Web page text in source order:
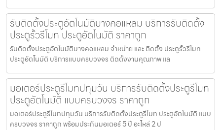
รับติดตั้งประตูอัตโนมัติบางคอแหลม บริการรับติดตั้ง
ประตูรั้วรีโมท ประตูอัตโนมัติ ราคาถูก
รับติดตั้งประตูอัตโนมัติบางคอแหลม จำหน่าย และ ติดตั้ง ประตูรั้วรีโมท
ประตูอัตโนมัติ บริการแบบครบวงจร ติดตั้งงานคุณภาพ แล
มอเตอร์ประตูรีโมทปทุมวัน บริการรับติดตั้งประตูรีโมท
ประตูอัตโนมัติ แบบครบวงจร ราคาถูก
มอเตอร์ประตูรีโมทปทุมวัน บริการรับติดตั้งประตูรีโมท ประตูอัตโนมัติ แบบ
ครบวงจร ราคาถูก พร้อมประกันมอเตอร์ 5 ปี อะไหล่ 2 ป